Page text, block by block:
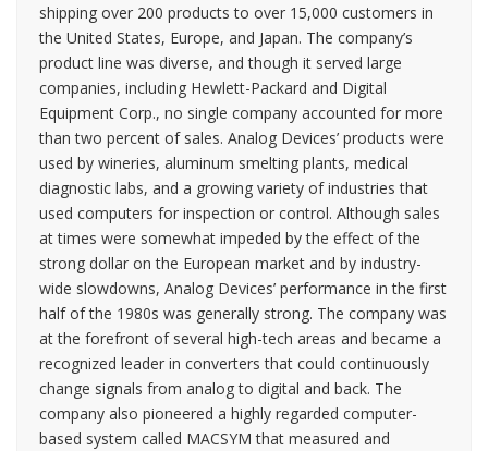
shipping over 200 products to over 15,000 customers in
the United States, Europe, and Japan. The company’s
product line was diverse, and though it served large
companies, including Hewlett-Packard and Digital
Equipment Corp., no single company accounted for more
than two percent of sales. Analog Devices’ products were
used by wineries, aluminum smelting plants, medical
diagnostic labs, and a growing variety of industries that
used computers for inspection or control. Although sales
at times were somewhat impeded by the effect of the
strong dollar on the European market and by industry-
wide slowdowns, Analog Devices’ performance in the first
half of the 1980s was generally strong. The company was
at the forefront of several high-tech areas and became a
recognized leader in converters that could continuously
change signals from analog to digital and back. The
company also pioneered a highly regarded computer-
based system called MACSYM that measured and